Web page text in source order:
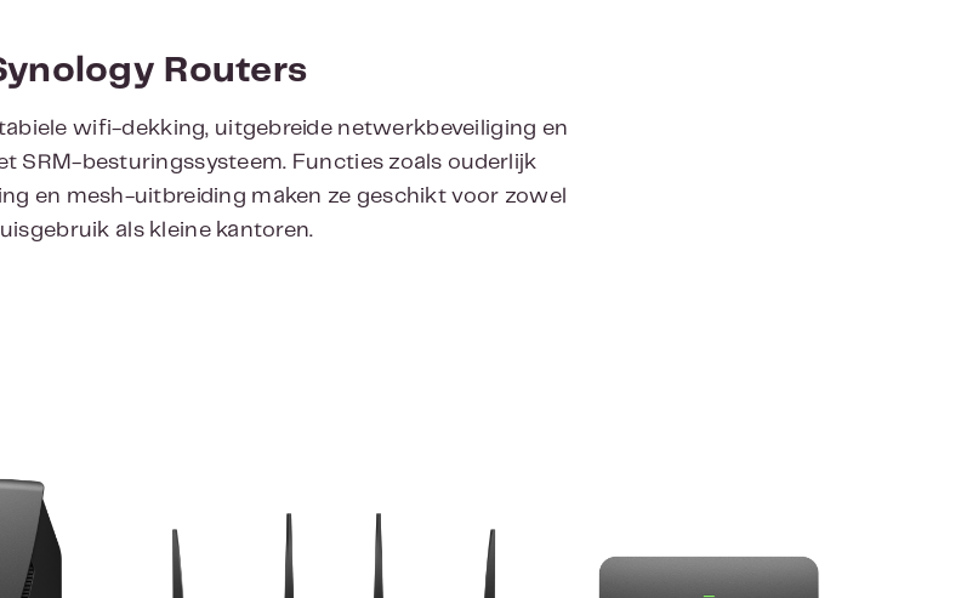
Routers
wifi-dekking, uitgebreide netwerkbeveiliging en
SRM-besturingssysteem. Functies zoals ouderlijk
en mesh-uitbreiding maken ze geschikt voor zowel
als kleine kantoren.